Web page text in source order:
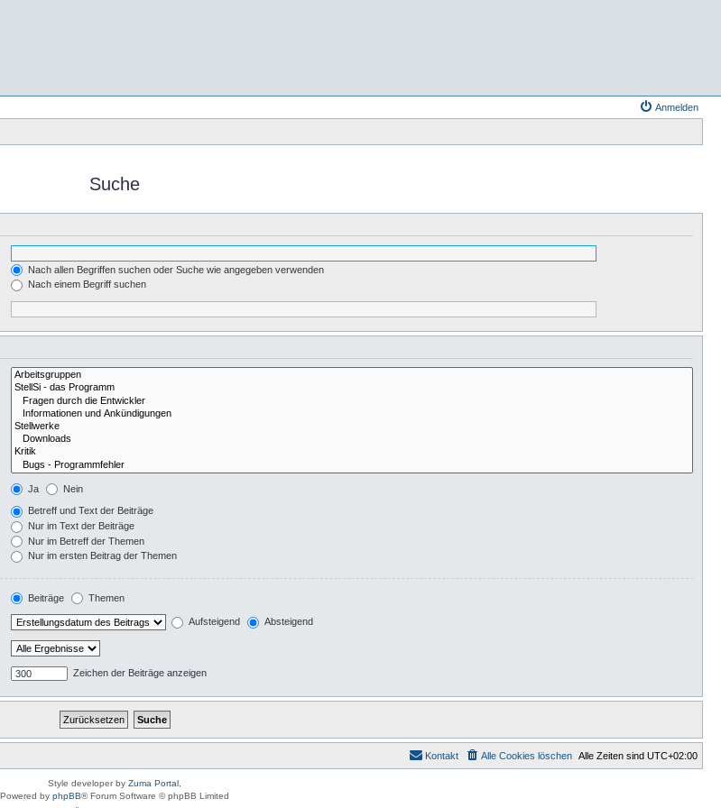
Anmelden
Suche
Nach allen Begriffen suchen oder Suche wie angegeben verwenden
Nach einem Begriff suchen
Ja Nein
Betreff und Text der Beiträge
Nur im Text der Beiträge
Nur im Betreff der Themen
Nur im ersten Beitrag der Themen
Beiträge Themen
Aufsteigend Absteigend
Zeichen der Beiträge anzeigen
Alle Zeiten sind UTC+02:00
Alle Cookies löschen
Kontakt
Style developer by Zuma Portal ,
Powered by phpBB® Forum Software © phpBB Limited